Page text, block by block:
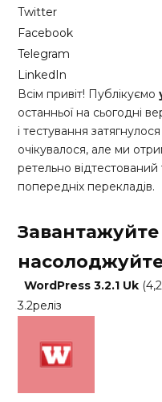
Twitter
Facebook
Telegram
LinkedIn
Всім привіт! Публікуємо
останньої на сьогодні
і тестування
очікувалося, але ми
ретельно
попередніх перекладів.
Завантажуйте
WordPress 3.2.1 Uk
3.2реліз